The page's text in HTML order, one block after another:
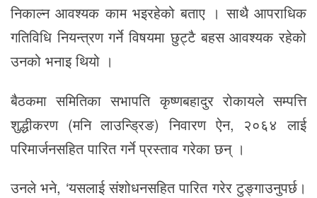
निकाल्न आवश्यक काम भइरहेको बताए । साथै आपराधिक
गतिविधि नियन्त्रण गर्ने विषयमा छुट्टै बहस आवश्यक रहेको
उनको भनाइ थियो ।
बैठकमा समितिका सभापति कृष्णबहादुर रोकायले सम्पत्ति
शुद्धीकरण (मनि लाउन्ड्रिङ) निवारण ऐन, २०६४ लाई
परिमार्जनसहित पारित गर्ने प्रस्ताव गरेका छन् ।
उनले भने, ‘यसलाई संशोधनसहित पारित गरेर टुङ्गाउनुपर्छ।